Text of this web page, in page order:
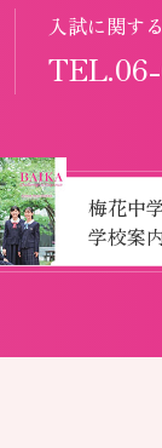
入試に関す
梅花中
学校案